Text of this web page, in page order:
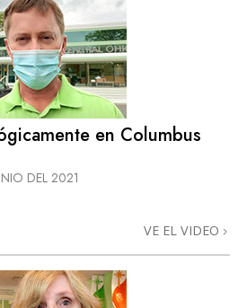
en Columbus
DEL 2021
VE EL VIDEO